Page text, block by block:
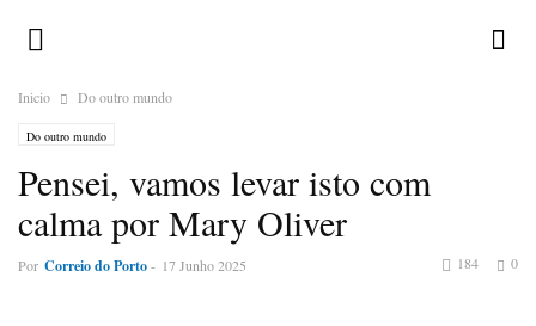
Inicio Do outro mundo
Do outro mundo
Pensei, vamos levar isto com
calma por Mary Oliver
Por Correio do Porto- 17 Junho 2025 0
184